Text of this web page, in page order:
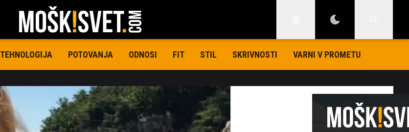
TEHNOLOGIJA POTOVANJA ODNOSI FIT STIL SKRIVNOSTI VARNI V PROMETU